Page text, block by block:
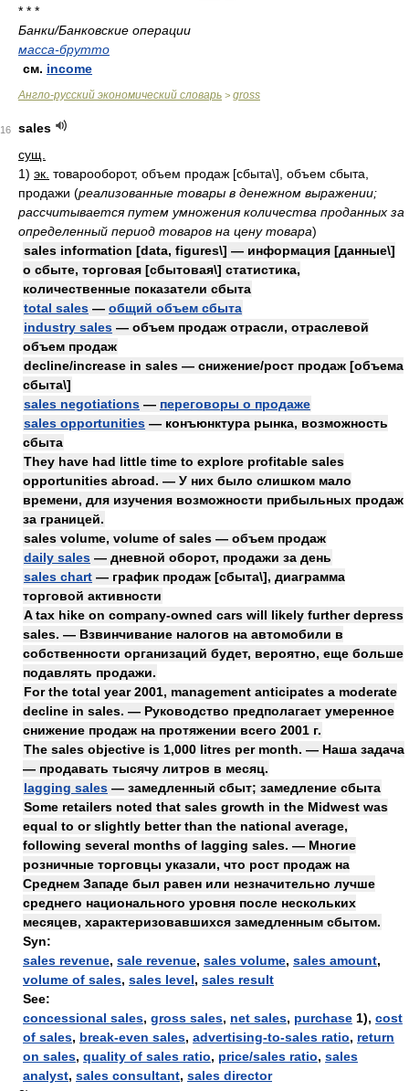
* * *
Банки/Банковские операции
масса-брутто
см. income
Англо-русский экономический словарь > gross
16
sales
сущ.
1) эк. товарооборот, объем продаж [сбыта\], объем сбыта,
продажи (реализованные товары в денежном выражении;
рассчитывается путем умножения количества проданных за
определенный период товаров на цену товара)
sales information [data, figures\] — информация [данные\]
о сбыте, торговая [сбытовая\] статистика,
количественные показатели сбыта
total sales — общий объем сбыта
industry sales — объем продаж отрасли, отраслевой
объем продаж
decline/increase in sales — снижение/рост продаж [объема
сбыта\]
sales negotiations — переговоры о продаже
sales opportunities — конъюнктура рынка, возможность
сбыта
They have had little time to explore profitable sales
opportunities abroad. — У них было слишком мало
времени, для изучения возможности прибыльных продаж
за границей.
sales volume, volume of sales — объем продаж
daily sales — дневной оборот, продажи за день
sales chart — график продаж [сбыта\], диаграмма
торговой активности
A tax hike on company-owned cars will likely further depress
sales. — Взвинчивание налогов на автомобили в
собственности организаций будет, вероятно, еще больше
подавлять продажи.
For the total year 2001, management anticipates a moderate
decline in sales. — Руководство предполагает умеренное
снижение продаж на протяжении всего 2001 г.
The sales objective is 1,000 litres per month. — Наша задача
— продавать тысячу литров в месяц.
lagging sales — замедленный сбыт; замедление сбыта
Some retailers noted that sales growth in the Midwest was
equal to or slightly better than the national average,
following several months of lagging sales. — Многие
розничные торговцы указали, что рост продаж на
Среднем Западе был равен или незначительно лучше
среднего национального уровня после нескольких
месяцев, характеризовавшихся замедленным сбытом.
Syn:
sales revenue, sale revenue, sales volume, sales amount,
volume of sales, sales level, sales result
See:
concessional sales, gross sales, net sales, purchase 1), cost
of sales, break-even sales, advertising-to-sales ratio, return
on sales, quality of sales ratio, price/sales ratio, sales
analyst, sales consultant, sales director